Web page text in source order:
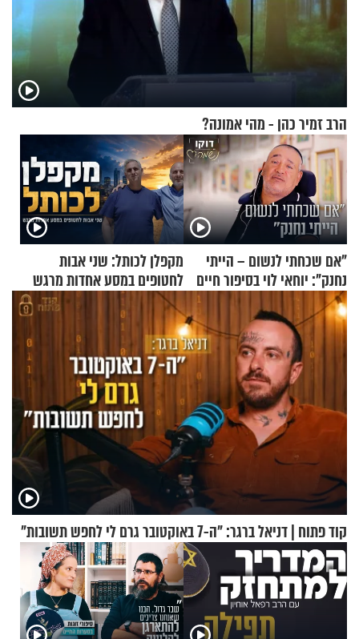
הרב זמיר כהן - מהי אמונה?
"אם שכחתי לנשום – הייתי
נחנק": יוחאי לוי בסיפור חיים
מעורר השראה
מקפלן לכותל: שני אבות
לחטופים במסע אחדות מרגש
קוד פתוח | דניאל ברגר: "ה-7 באוקטובר גרם לי לחפש תשובות"